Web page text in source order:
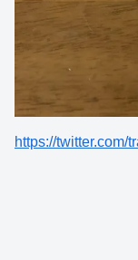
https://twitter.com/